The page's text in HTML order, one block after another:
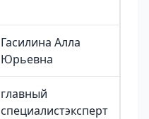
Гасилина Алла
Юрьевна
главный
специалистэксперт